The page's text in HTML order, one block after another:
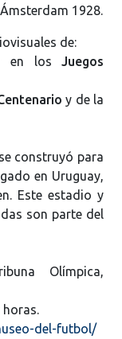
1928.
de:
en los Juegos
y de la
construyó para
en Uruguay,
Este estadio y
son parte del
Olímpica,
horas.
del-futbol/